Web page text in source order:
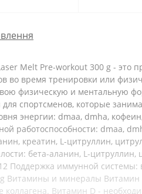
Melt Pre-workout 300 g -
во время тренировки или
физическую и ментальную
спортсменов, которые
энергии: dmaa, dmha,
работоспособности: dmaa,
креатин, L-цитруллин,
бета-аланин, L-
Поддержка иммунной системы:
Витамины и минералы
Витамин D -